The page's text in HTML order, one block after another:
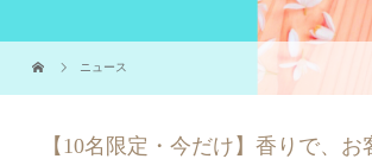
ニュース
【10名限定・今だけ】香りで、